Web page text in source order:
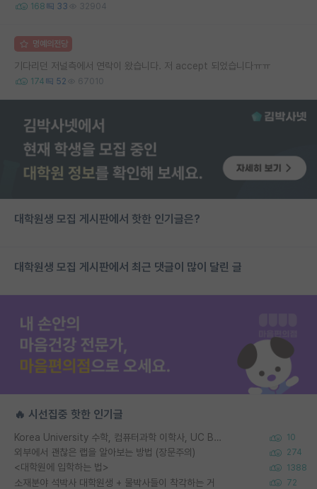
168 33 32904
명예의전당
기다리던 저널측에서 연락이 왔습니다. 저 accept 되었습니다ㅠㅠ
174 52 67010
대학원생 모집 게시판에서 핫한 인기글은?
대학원생 모집 게시판에서 최근 댓글이 많이 달린 글
🔥 시선집중 핫한 인기글
Korea University 수학, 컴퓨터과학 이학사, UC Berkeley 산업공학 대학원 공학박사가 되는 것은 쉽지 않겠죠? 10
외부에서 괜찮은 랩을 알아보는 방법 (장문주의) 274
<대학원에 입학하는 법> 1388
소재분야 석박사 대학원생 + 물박사들이 착각하는 거 72